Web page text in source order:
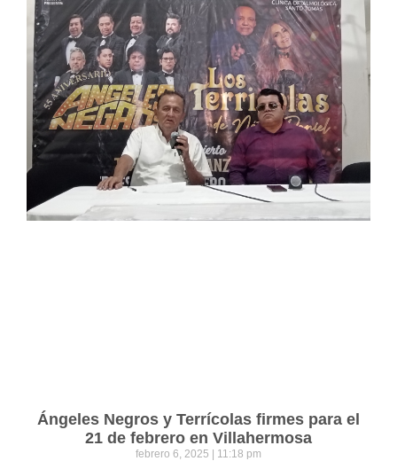
Ángeles Negros y Terrícolas firmes para el
21 de febrero en Villahermosa
febrero 6, 2025 11:18 pm